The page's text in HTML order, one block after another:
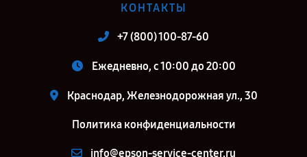
КОНТАКТЫ
+7 (800) 100-87-60
Ежедневно, с 10:00 до 20:00
Краснодар, Железнодорожная ул., 30
Политика конфиденциальности
info@epson-service-center.ru